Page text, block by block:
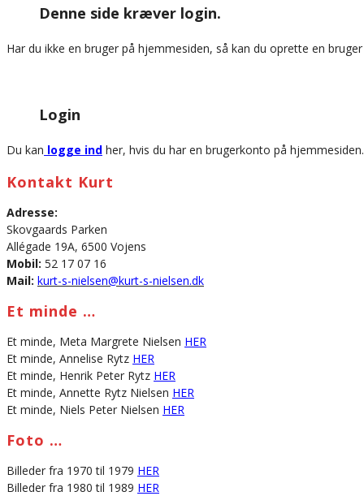
websiteDenne side kræver login.
Har du ikke en bruger på hjemmesiden, så kan du oprette en
Login
Du kan logge ind her, hvis du har en brugerkonto på hjemmesiden.
Kontakt Kurt
Adresse:
Skovgaards Parken
Allégade 19A, 6500 Vojens
Mobil: 52 17 07 16
Mail: kurt-s-nielsen@kurt-s-nielsen.dk
Et minde …
Et minde, Meta Margrete Nielsen HER
Et minde, Annelise Rytz HER
Et minde, Henrik Peter Rytz HER
Et minde, Annette Rytz Nielsen HER
Et minde, Niels Peter Nielsen HER
Foto …
Billeder fra 1970 til 1979 HER
Billeder fra 1980 til 1989 HER